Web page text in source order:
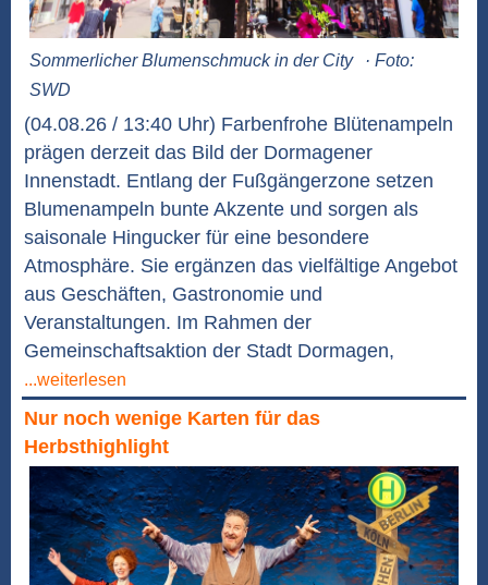
Sommerlicher Blumenschmuck in der City
· Foto:
SWD
(04.08.26 / 13:40 Uhr) Farbenfrohe Blütenampeln
prägen derzeit das Bild der Dormagener
Innenstadt. Entlang der Fußgängerzone setzen
Blumenampeln bunte Akzente und sorgen als
saisonale Hingucker für eine besondere
Atmosphäre. Sie ergänzen das vielfältige Angebot
aus Geschäften, Gastronomie und
Veranstaltungen. Im Rahmen der
Gemeinschaftsaktion der Stadt Dormagen,
...weiterlesen
Nur noch wenige Karten für das
Herbsthighlight